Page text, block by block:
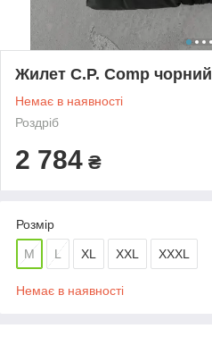
Жилет C.P. Comp чорний
Немає в наявності
Роздріб
2 784 ₴
Розмір
M L XL XXL XXXL
Немає в наявності